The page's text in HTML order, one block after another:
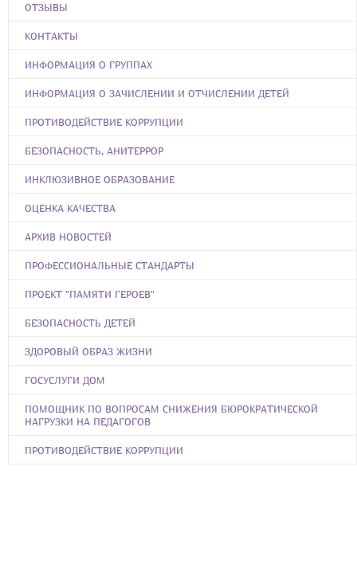
ОТЗЫВЫ
КОНТАКТЫ
ИНФОРМАЦИЯ О ГРУППАХ
ИНФОРМАЦИЯ О ЗАЧИСЛЕНИИ И ОТЧИСЛЕНИИ ДЕТЕЙ
ПРОТИВОДЕЙСТВИЕ КОРРУПЦИИ
БЕЗОПАСНОСТЬ, АНИТЕРРОР
ИНКЛЮЗИВНОЕ ОБРАЗОВАНИЕ
ОЦЕНКА КАЧЕСТВА
АРХИВ НОВОСТЕЙ
ПРОФЕССИОНАЛЬНЫЕ СТАНДАРТЫ
ПРОЕКТ "ПАМЯТИ ГЕРОЕВ"
БЕЗОПАСНОСТЬ ДЕТЕЙ
ЗДОРОВЫЙ ОБРАЗ ЖИЗНИ
ГОСУСЛУГИ ДОМ
ПОМОЩНИК ПО ВОПРОСАМ СНИЖЕНИЯ БЮРОКРАТИЧЕСКОЙ
НАГРУЗКИ НА ПЕДАГОГОВ
ПРОТИВОДЕЙСТВИЕ КОРРУПЦИИ